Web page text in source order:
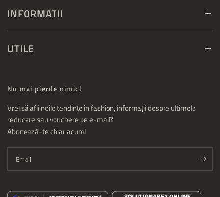
INFORMATII
UTILE
Nu mai pierde nimic!
Vrei să afli noile tendințe în fashion, informații despre ultimele
reducere sau vouchere pe e-mail?
Abonează-te chiar acum!
Email